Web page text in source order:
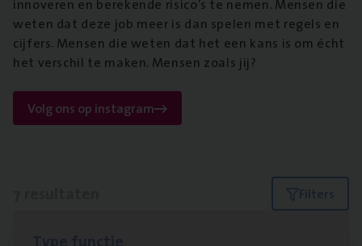
weten dat deze job meer is dan spelen met regels en
cijfers. Mensen die weten dat het een kans is om écht
het verschil te maken. Mensen zoals jij?
Volg ons op instagram
Filters